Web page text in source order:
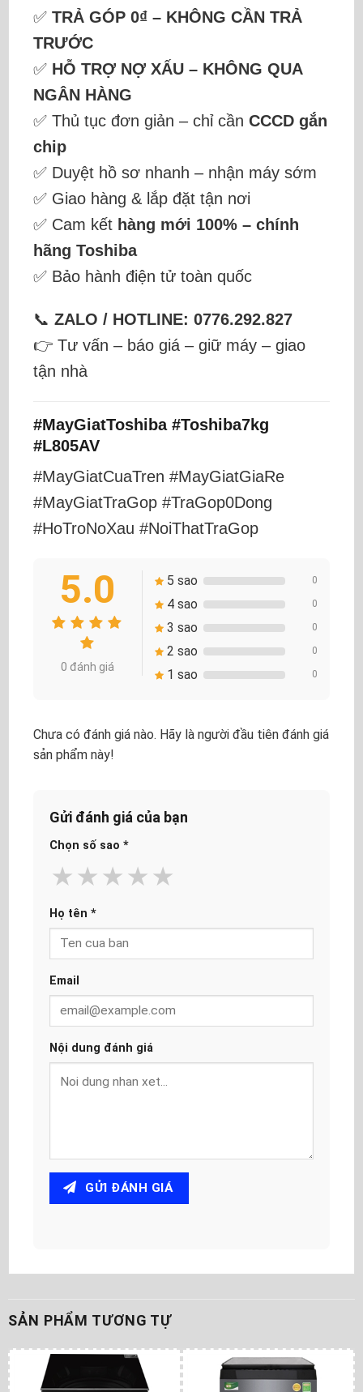
✅ TRẢ GÓP 0₫ – KHÔNG CẦN TRẢ
TRƯỚC
✅ HỖ TRỢ NỢ XẤU – KHÔNG QUA
NGÂN HÀNG
✅ Thủ tục đơn giản – chỉ cần CCCD gắn
chip
✅ Duyệt hồ sơ nhanh – nhận máy sớm
✅ Giao hàng & lắp đặt tận nơi
✅ Cam kết hàng mới 100% – chính
hãng Toshiba
✅ Bảo hành điện tử toàn quốc
📞 ZALO / HOTLINE: 0776.292.827
👉 Tư vấn – báo giá – giữ máy – giao
tận nhà
#MayGiatToshiba #Toshiba7kg
#L805AV
#MayGiatCuaTren #MayGiatGiaRe
#MayGiatTraGop #TraGop0Dong
#HoTroNoXau #NoiThatTraGop
5.0
0 đánh giá
5 sao 0
4 sao 0
3 sao 0
2 sao 0
1 sao 0
Chưa có đánh giá nào. Hãy là người đầu tiên đánh giá
sản phẩm này!
Gửi đánh giá của bạn
Chọn số sao *
★
★
★
★
★
Họ tên *
Email
Nội dung đánh giá
GỬI ĐÁNH GIÁ
SẢN PHẨM TƯƠNG TỰ